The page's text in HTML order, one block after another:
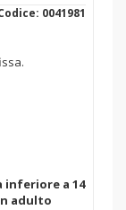
0041981
inferiore a 14
adulto